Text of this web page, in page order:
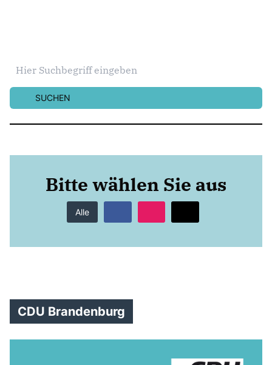
SUCHEN
Bitte wählen Sie aus
Alle
CDU Brandenburg